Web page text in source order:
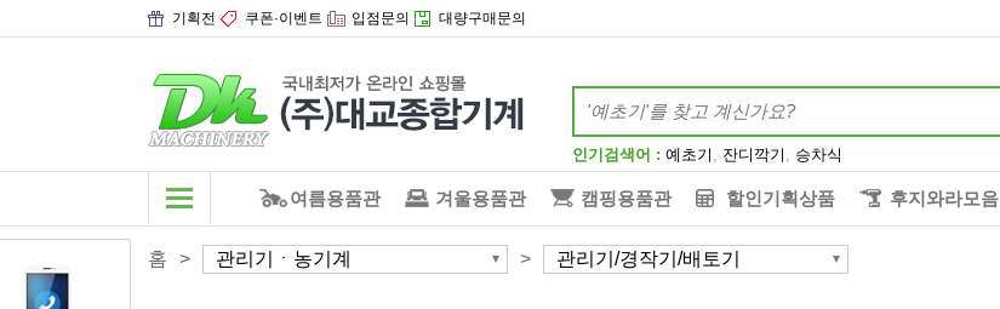
기획전 쿠폰·이벤트 입점문의 대량구매문의
인기검색어 : 예초기 , 잔디깍기 , 승차식
여름용품관 겨울용품관 캠핑용품관 할인기획상품 후지와라모음
홈 > 관리기ㆍ농기계 > 관리기/경작기/배토기